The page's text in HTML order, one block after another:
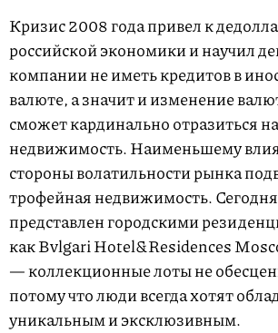
Кризис 2008 года привел к
российской экономики и научил
компании не иметь кредитов в
валюте, а значит и изменение
сможет кардинально отразиться
недвижимость. Наименьшему
стороны волатильности рынка
трофейная недвижимость. Сегодня
представлен городскими
как Bvlgari Hotel&Residences
— коллекционные лоты не
потому что люди всегда хотят
уникальным и эксклюзивным.